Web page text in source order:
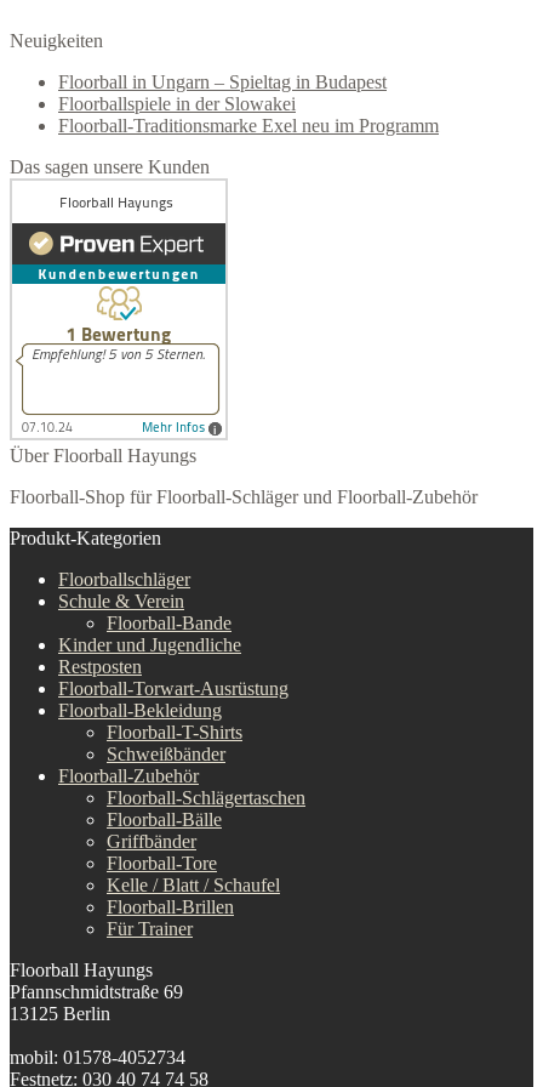
Neuigkeiten
Floorball in Ungarn – Spieltag in Budapest
Floorballspiele in der Slowakei
Floorball-Traditionsmarke Exel neu im Programm
Das sagen unsere Kunden
Über Floorball Hayungs
Floorball-Shop für Floorball-Schläger und Floorball-Zubehör
Produkt-Kategorien
Floorballschläger
Schule & Verein
Floorball-Bande
Kinder und Jugendliche
Restposten
Floorball-Torwart-Ausrüstung
Floorball-Bekleidung
Floorball-T-Shirts
Schweißbänder
Floorball-Zubehör
Floorball-Schlägertaschen
Floorball-Bälle
Griffbänder
Floorball-Tore
Kelle / Blatt / Schaufel
Floorball-Brillen
Für Trainer
Floorball Hayungs
Pfannschmidtstraße 69
13125 Berlin
mobil: 01578-4052734
Festnetz: 030 40 74 74 58